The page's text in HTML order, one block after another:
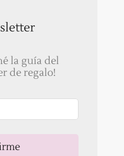
la guía del
de regalo!